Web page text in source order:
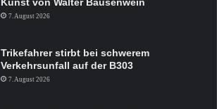
7. August 2026
Trikefahrer stirbt bei schwerem
Verkehrsunfall auf der B303
7. August 2026